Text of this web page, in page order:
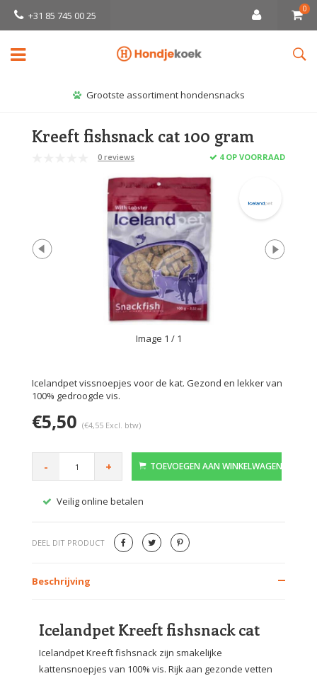
+31 85 745 00 25
0
Grootste assortiment hondensnacks
Kreeft fishsnack cat 100 gram
0 reviews 4 OP VOORRAAD
Image 1 / 1
Icelandpet vissnoepjes voor de kat. Gezond en lekker van
100% gedroogde vis.
€5,50 (€4,55 Excl. btw)
- + TOEVOEGEN AAN WINKELWAGEN
Veilig online betalen
DEEL DIT PRODUCT
Beschrijving
Icelandpet Kreeft fishsnack cat
Icelandpet Kreeft fishsnack zijn smakelijke
kattensnoepjes van 100% vis. Rijk aan gezonde vetten